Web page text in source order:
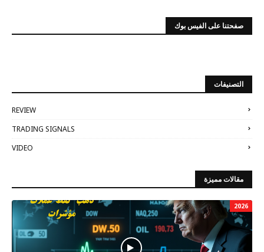
صفحتنا على الفيس بوك
التصنيفات
REVIEW
TRADING SIGNALS
VIDEO
مقالات مميزة
2026